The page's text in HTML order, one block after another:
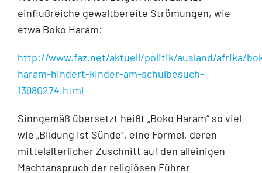
einflußreiche gewaltbereite Strömungen, wie
etwa Boko Haram:
http://www.faz.net/aktuell/politik/ausland/afrika/
haram-hindert-kinder-am-schulbesuch-
13980274.html
Sinngemäß übersetzt heißt „Boko Haram“ so viel
wie „Bildung ist Sünde“, eine Formel, deren
mittelalterlicher Zuschnitt auf den alleinigen
Machtanspruch der religiösen Führer